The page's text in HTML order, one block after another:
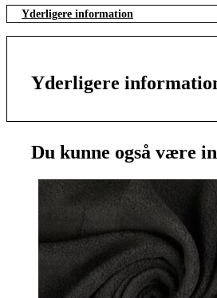
Yderligere information
Yderligere
Du kunne også være